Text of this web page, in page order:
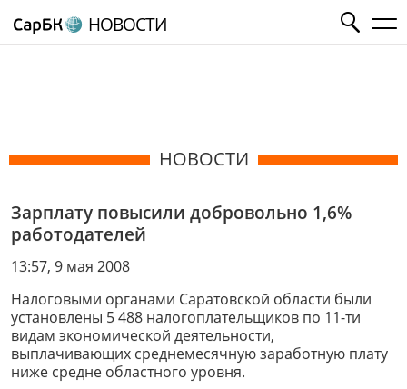
НОВОСТИ
НОВОСТИ
Зарплату повысили добровольно 1,6%
работодателей
13:57, 9 мая 2008
Налоговыми органами Саратовской области были
установлены 5 488 налогоплательщиков по 11-ти
видам экономической деятельности,
выплачивающих среднемесячную заработную плату
ниже средне областного уровня.